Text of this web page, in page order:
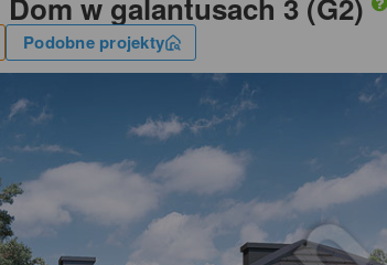
Dom w galantusach 3 (G2)
Podobne projekty